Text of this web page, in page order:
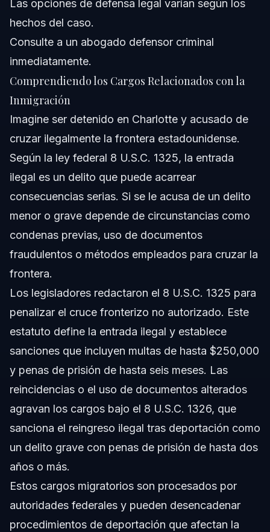
Las opciones de defensa legal varían según los
hechos del caso.
Consulte a un abogado defensor criminal
inmediatamente.
Comprendiendo los Cargos Relacionados con la
Inmigración
Imagine ser detenido en Charlotte y acusado de
cruzar ilegalmente la frontera estadounidense.
Según la ley federal 8 U.S.C. 1325, la entrada
ilegal es un delito que puede acarrear
consecuencias serias. Si se le acusa de un delito
menor o grave depende de circunstancias como
condenas previas, uso de documentos
fraudulentos o métodos empleados para cruzar la
frontera.
Los legisladores redactaron el 8 U.S.C. 1325 para
penalizar el cruce fronterizo no autorizado. Este
estatuto define la entrada ilegal y establece
sanciones que incluyen multas de hasta $250,000
y penas de prisión de hasta seis meses. Las
reincidencias o el uso de documentos alterados
agravan los cargos bajo el 8 U.S.C. 1326, que
sanciona el reingreso ilegal tras deportación como
un delito grave con penas de prisión de hasta dos
años o más.
Estos cargos migratorios son procesados por
autoridades federales y pueden desencadenar
procedimientos de deportación que afectan la